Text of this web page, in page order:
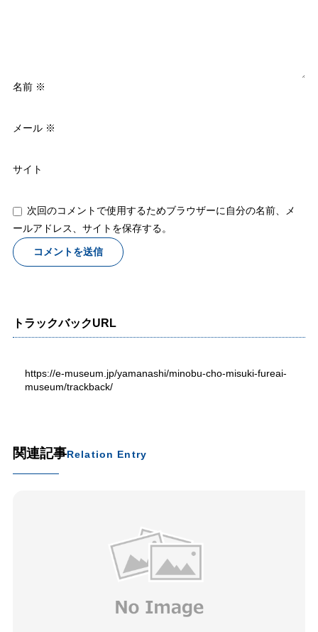
名前 ※
メール ※
サイト
次回のコメントで使用するためブラウザーに自分の名前、メ
ールアドレス、サイトを保存する。
トラックバックURL
https://e-museum.jp/yamanashi/minobu-cho-misuki-fureai-
museum/trackback/
関連記事Relation Entry